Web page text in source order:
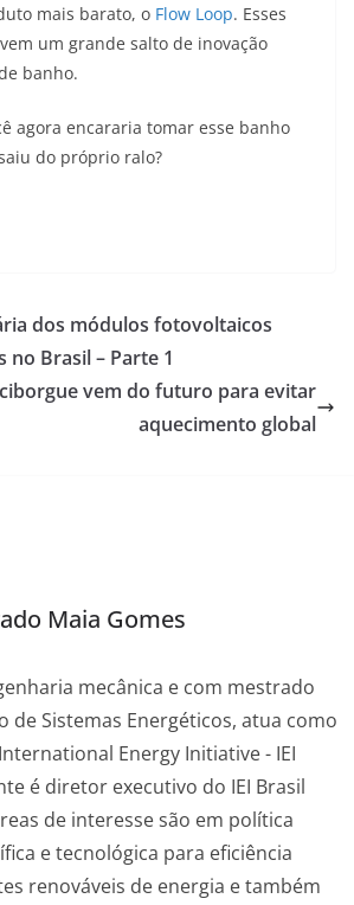
mais barato, o Flow Loop. Esses
um grande salto de inovação
banho.
agora encararia tomar esse banho
do próprio ralo?
dos módulos fotovoltaicos
no Brasil – Parte 1
vem do futuro para evitar
aquecimento global
Maia Gomes
mecânica e com mestrado
de Sistemas Energéticos, atua como
Energy Initiative - IEI
é diretor executivo do IEI Brasil
de interesse são em política
e tecnológica para eficiência
renováveis de energia e também